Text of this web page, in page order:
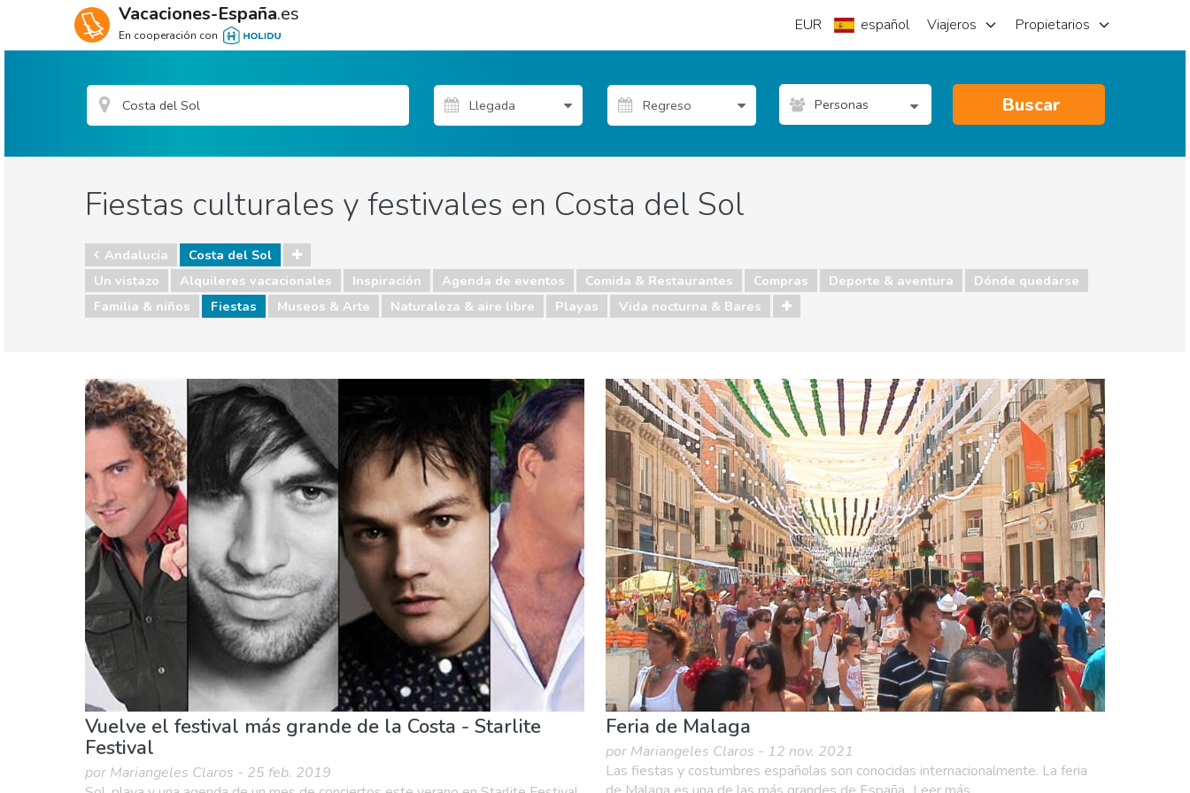
Vacaciones-España.es
En cooperación con
EUR español Viajeros Propietarios
Personas Buscar
Fiestas culturales y festivales en Costa del Sol
Andalucía
Costa del Sol
Un vistazo
Alquileres vacacionales Inspiración Agenda de eventos Comida & Restaurantes Compras Deporte & aventura
Dónde quedarse
Familia & niños
Fiestas Museos & Arte Naturaleza & aire libre Playas Vida nocturna & Bares
Agenda de eventos
Comida & Restaurantes Deporte & aventura Dónde quedarse Familia & niños
Museos & Arte
Naturaleza & aire libre
Playas Vida nocturna & Bares
Vuelve el festival más grande de la Costa - Starlite
Festival
por Mariangeles Claros - 25 feb. 2019
Feria de Malaga
por Mariangeles Claros - 12 nov. 2021
Las fiestas y costumbres españolas son conocidas internacionalmente. La feria